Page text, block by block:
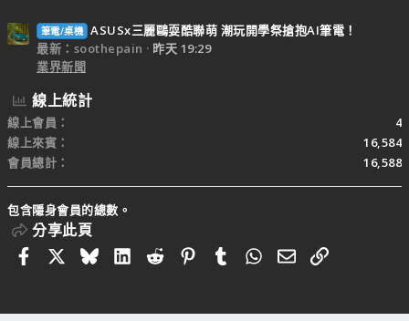
筆電/桌機 ASUSx三麗鷗耍酷聯萌 潮玩開學祭搶抱AI筆電！
最新：soothepain
昨天 19:29
業界新聞
線上統計
線上會員
4
線上來賓
16,584
會員總計
16,588
包含隱身會員的總數。
分享此頁
FacebookBlueskyLinkedIn
RedditPinterestTumblrWhatsApp
電子郵件
連結